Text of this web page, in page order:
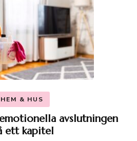
HEM & HUS
avslutningen
ett kapitel